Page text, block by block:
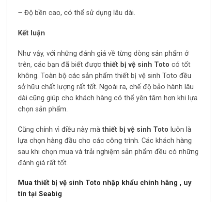
– Độ bền cao, có thể sử dụng lâu dài.
Kết luận
Như vậy, với những đánh giá về từng dòng sản phẩm ở
trên, các bạn đã biết đượcthiết bị vệ sinh Toto có tốt
không. Toàn bộ các sản phẩm thiết bị vệ sinh Toto đều
sở hữu chất lượng rất tốt. Ngoài ra, chế độ bảo hành lâu
dài cũng giúp cho khách hàng có thể yên tâm hơn khi lựa
chọn sản phẩm.
Cũng chính vì điều này mà thiết bị vệ sinh Toto luôn là
lựa chọn hàng đầu cho các công trình. Các khách hàng
sau khi chọn mua và trải nghiệm sản phẩm đều có những
đánh giá rất tốt.
Mua thiết bị vệ sinh Toto nhập khẩu chính hãng , uy
tín tại Seabig